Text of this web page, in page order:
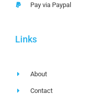
Pay via Paypal
Links
About
Contact